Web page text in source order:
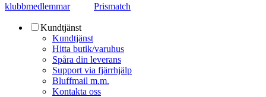
klubbmedlemmar Prismatch
Kundtjänst
Kundtjänst
Hitta butik/varuhus
Spåra din leverans
Support via fjärrhjälp
Bluffmail m.m.
Kontakta oss